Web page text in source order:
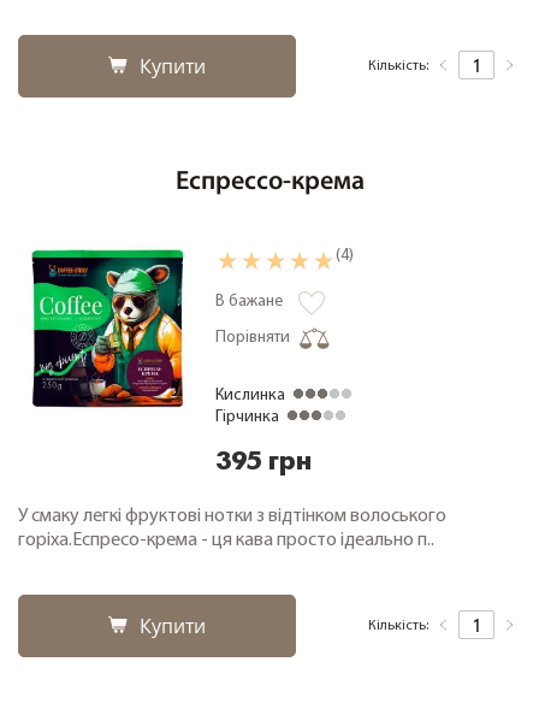
Купити Кількість:
Еспрессо-крема
(4)
В бажане
Порівняти
Кислинка
Гірчинка
395 грн
У смаку легкі фруктові нотки з відтінком волоського
горіха.Еспресо-крема - ця кава просто ідеально п..
Купити Кількість: